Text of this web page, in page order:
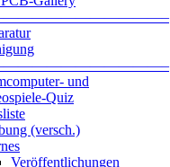
und
Quiz
(versch.)
Veröffentlichungen